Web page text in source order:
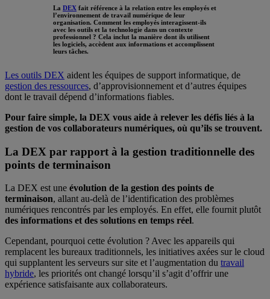
La DEX fait référence à la relation entre les employés et
l’environnement de travail numérique de leur
organisation. Comment les employés interagissent-ils
avec les outils et la technologie dans un contexte
professionnel ? Cela inclut la manière dont ils utilisent
les logiciels, accèdent aux informations et accomplissent
leurs tâches.
Les outils DEX aident les équipes de support informatique, de
gestion des ressources, d’approvisionnement et d’autres équipes
dont le travail dépend d’informations fiables.
Pour faire simple, la DEX vous aide à relever les défis liés à la
gestion de vos collaborateurs numériques, où qu’ils se trouvent.
La DEX par rapport à la gestion traditionnelle des
points de terminaison
La DEX est une évolution de la gestion des points de
terminaison, allant au-delà de l’identification des problèmes
numériques rencontrés par les employés. En effet, elle fournit plutôt
des informations et des solutions en temps réel.
Cependant, pourquoi cette évolution ? Avec les appareils qui
remplacent les bureaux traditionnels, les initiatives axées sur le cloud
qui supplantent les serveurs sur site et l’augmentation du travail
hybride, les priorités ont changé lorsqu’il s’agit d’offrir une
expérience satisfaisante aux collaborateurs.